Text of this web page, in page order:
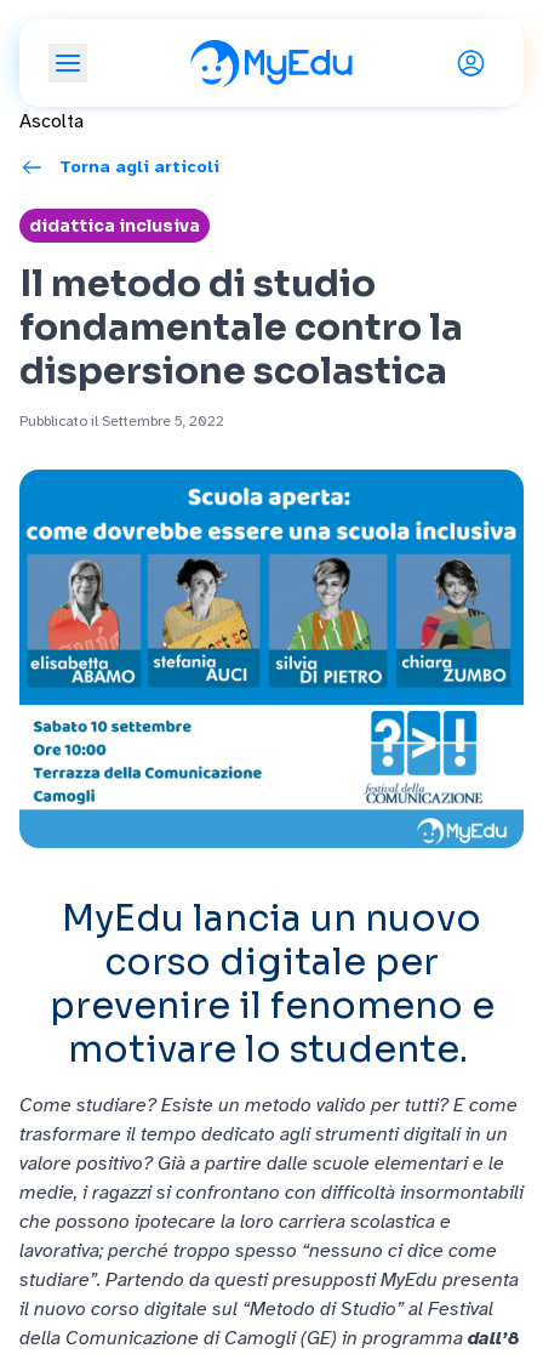
Ascolta
Torna agli articoli
didattica inclusiva
Il metodo di studio
fondamentale contro la
dispersione scolastica
Pubblicato il Settembre 5, 2022
MyEdu lancia un nuovo
corso digitale per
prevenire il fenomeno e
motivare lo studente.
Come studiare? Esiste un metodo valido per tutti? E come
trasformare il tempo dedicato agli strumenti digitali in un
valore positivo? Già a partire dalle scuole elementari e le
medie, i ragazzi si confrontano con difficoltà insormontabili
che possono ipotecare la loro carriera scolastica e
lavorativa; perché troppo spesso “nessuno ci dice come
studiare”. Partendo da questi presupposti MyEdu presenta
il nuovo corso digitale sul “Metodo di Studio” al Festival
della Comunicazione di Camogli (GE) in programma dall’8